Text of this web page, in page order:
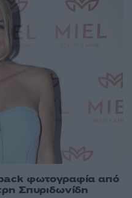
φωτογραφία από
Σπυριδωνίδη